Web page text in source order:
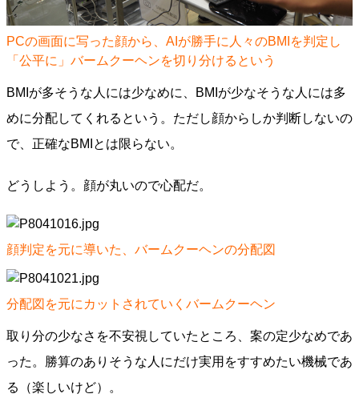
PCの画面に写った顔から、AIが勝手に人々のBMIを判定し
「公平に」バームクーヘンを切り分けるという
BMIが多そうな人には少なめに、BMIが少なそうな人には多
めに分配してくれるという。ただし顔からしか判断しないの
で、正確なBMIとは限らない。
どうしよう。顔が丸いので心配だ。
顔判定を元に導いた、バームクーヘンの分配図
分配図を元にカットされていくバームクーヘン
取り分の少なさを不安視していたところ、案の定少なめであ
った。勝算のありそうな人にだけ実用をすすめたい機械であ
る（楽しいけど）。